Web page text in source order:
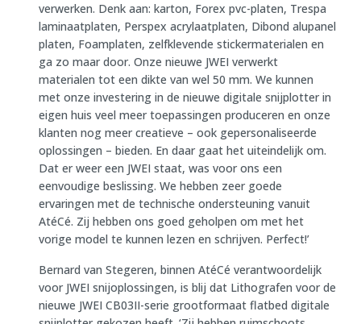
verwerken. Denk aan: karton, Forex pvc-platen, Trespa
laminaatplaten, Perspex acrylaatplaten, Dibond alupanel
platen, Foamplaten, zelfklevende stickermaterialen en
ga zo maar door. Onze nieuwe JWEI verwerkt
materialen tot een dikte van wel 50 mm. We kunnen
met onze investering in de nieuwe digitale snijplotter in
eigen huis veel meer toepassingen produceren en onze
klanten nog meer creatieve – ook gepersonaliseerde
oplossingen – bieden. En daar gaat het uiteindelijk om.
Dat er weer een JWEI staat, was voor ons een
eenvoudige beslissing. We hebben zeer goede
ervaringen met de technische ondersteuning vanuit
AtéCé. Zij hebben ons goed geholpen om met het
vorige model te kunnen lezen en schrijven. Perfect!’
Bernard van Stegeren, binnen AtéCé verantwoordelijk
voor JWEI snijoplossingen, is blij dat Lithografen voor de
nieuwe JWEI CB03II-serie grootformaat flatbed digitale